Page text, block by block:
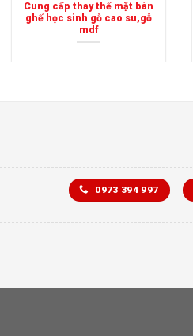
Cung cấp thay thế mặt bàn
ghế học sinh gỗ cao su,gỗ
mdf
0973 394 997